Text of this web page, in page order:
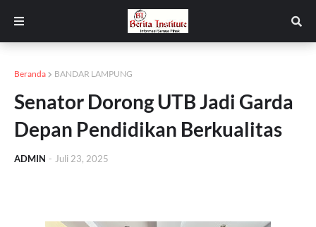
Beranda BANDAR LAMPUNG
Senator Dorong UTB Jadi Garda
Depan Pendidikan Berkualitas
ADMIN - Juli 23, 2025